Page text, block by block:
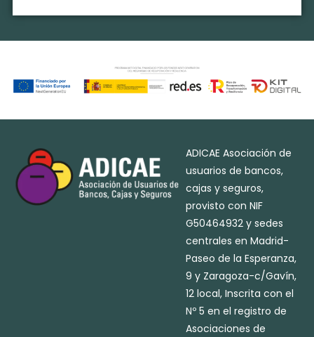
ADICAE Asociación de
usuarios de bancos,
cajas y seguros,
provisto con NIF
G50464932 y sedes
centrales en Madrid-
Paseo de la Esperanza,
9 y Zaragoza-c/Gavín,
12 local, Inscrita con el
Nº 5 en el registro de
Asociaciones de